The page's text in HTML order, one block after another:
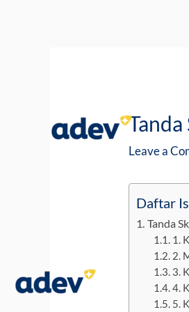
Leave a
Daftar
Tanda
1.
2.
3.
4.
5.